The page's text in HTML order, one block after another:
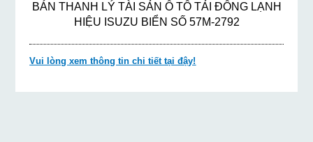
BÁN THANH LÝ TÀI SẢN Ô TÔ TẢI ĐÔNG LẠNH
HIỆU ISUZU BIỂN SỐ 57M-2792
Vui lòng xem thông tin chi tiết tại đậy!